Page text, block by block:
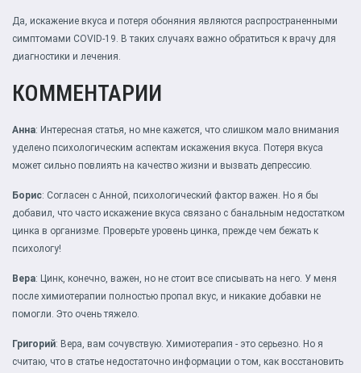
Да, искажение вкуса и потеря обоняния являются распространенными
симптомами COVID-19. В таких случаях важно обратиться к врачу для
диагностики и лечения.
КОММЕНТАРИИ
Анна: Интересная статья, но мне кажется, что слишком мало внимания
уделено психологическим аспектам искажения вкуса. Потеря вкуса
может сильно повлиять на качество жизни и вызвать депрессию.
Борис: Согласен с Анной, психологический фактор важен. Но я бы
добавил, что часто искажение вкуса связано с банальным недостатком
цинка в организме. Проверьте уровень цинка, прежде чем бежать к
психологу!
Вера: Цинк, конечно, важен, но не стоит все списывать на него. У меня
после химиотерапии полностью пропал вкус, и никакие добавки не
помогли. Это очень тяжело.
Григорий: Вера, вам сочувствую. Химиотерапия - это серьезно. Но я
считаю, что в статье недостаточно информации о том, как восстановить